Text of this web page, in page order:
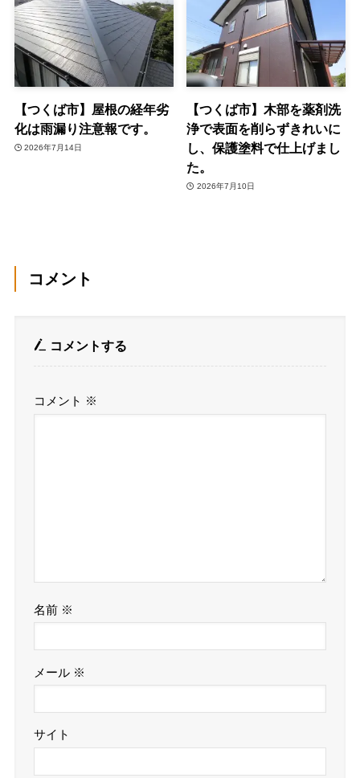
【つくば市】屋根の経年劣
化は雨漏り注意報です。
2026年7月14日
【つくば市】木部を薬剤洗
浄で表面を削らずきれいに
し、保護塗料で仕上げまし
た。
2026年7月10日
コメント
コメントする
コメント ※
名前 ※
メール ※
サイト